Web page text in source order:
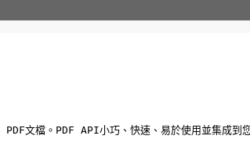
檔。PDF API小巧、快速、易於使用並集成到